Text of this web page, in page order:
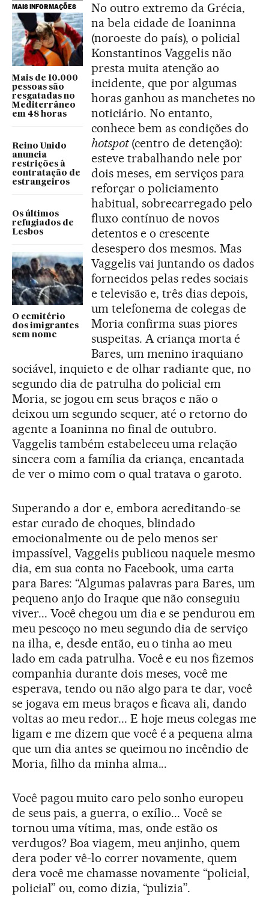
MAIS INFORMAÇÕES
Mais de 10.000
pessoas são
resgatadas no
Mediterrâneo
em 48 horas
Reino Unido
anuncia
restrições à
contratação de
estrangeiros
Os últimos
refugiados de
Lesbos
O cemitério
dos imigrantes
sem nome
No outro extremo da Grécia,
na bela cidade de Ioaninna
(noroeste do país), o policial
Konstantinos Vaggelis não
presta muita atenção ao
incidente, que por algumas
horas ganhou as manchetes no
noticiário. No entanto,
conhece bem as condições do
hotspot(centro de detenção):
esteve trabalhando nele por
dois meses, em serviços para
reforçar o policiamento
habitual, sobrecarregado pelo
fluxo contínuo de novos
detentos e o crescente
desespero dos mesmos. Mas
Vaggelis vai juntando os dados
fornecidos pelas redes sociais
e televisão e, três dias depois,
um telefonema de colegas de
Moria confirma suas piores
suspeitas. A criança morta é
Bares, um menino iraquiano
sociável, inquieto e de olhar radiante que, no
segundo dia de patrulha do policial em
Moria, se jogou em seus braços e não o
deixou um segundo sequer, até o retorno do
agente a Ioaninna no final de outubro.
Vaggelis também estabeleceu uma relação
sincera com a família da criança, encantada
de ver o mimo com o qual tratava o garoto.
Superando a dor e, embora acreditando-se
estar curado de choques, blindado
emocionalmente ou de pelo menos ser
impassível, Vaggelis publicou naquele mesmo
dia, em sua conta no Facebook, uma carta
para Bares: “Algumas palavras para Bares, um
pequeno anjo do Iraque que não conseguiu
viver... Você chegou um dia e se pendurou em
meu pescoço no meu segundo dia de serviço
na ilha, e, desde então, eu o tinha ao meu
lado em cada patrulha. Você e eu nos fizemos
companhia durante dois meses, você me
esperava, tendo ou não algo para te dar, você
se jogava em meus braços e ficava ali, dando
voltas ao meu redor... E hoje meus colegas me
ligam e me dizem que você é a pequena alma
que um dia antes se queimou no incêndio de
Moria, filho da minha alma...
Você pagou muito caro pelo sonho europeu
de seus pais, a guerra, o exílio... Você se
tornou uma vítima, mas, onde estão os
verdugos? Boa viagem, meu anjinho, quem
dera poder vê-lo correr novamente, quem
dera você me chamasse novamente “policial,
policial” ou, como dizia, “pulizia”.